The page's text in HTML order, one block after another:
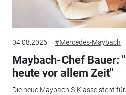
04.08.2026 #Mercedes-Maybach
Maybach-Chef Bauer:
heute vor allem Zeit"
Die neue Maybach S-Klasse steht